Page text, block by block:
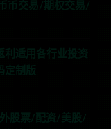
币交易/期权交易/
利适用各行业投资
定制版
股票/配资/美股/